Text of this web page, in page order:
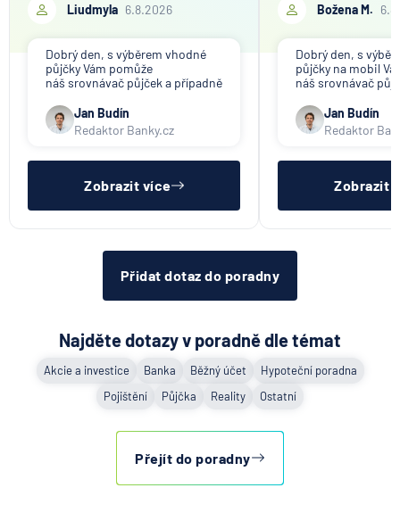
Liudmyla 6.8.2026
Dobrý den, s výběrem vhodné
půjčky Vám pomůže
náš srovnávač půjček a případně
půjček. Pro získání půjčky je
třeba mít dostatečný příjem,
nebýt ve zkušební ani výpovědní
Jan Budín
Redaktor Banky.cz
Zobrazit více
Božena M.
Dobrý den, s
půjčky na mobil
náš srovnávač
půjček. Pro získání
nákupu na
dostatečný
Jan Budín
Redaktor
Zobrazit
Přidat dotaz do poradny
Najděte dotazy v poradně dle témat
Akcie a investice Banka Běžný účet
Hypoteční poradna
Pojištění
Půjčka Reality Ostatní
Přejít do poradny